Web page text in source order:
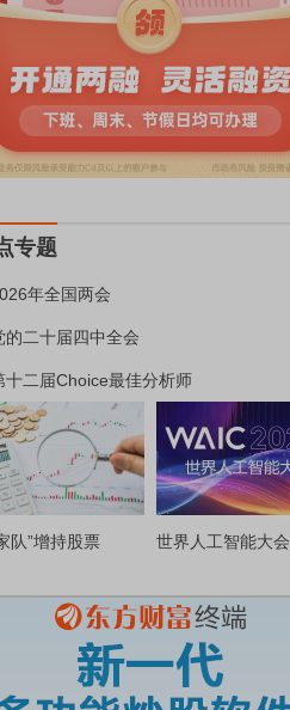
专题
年全国两会
的二十届四中全会
十二届Choice最佳分析师
队”增持股票 世界人工智能大会